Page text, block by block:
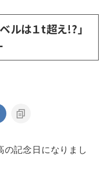
ルは１t超え!?」
の記念日になりまし